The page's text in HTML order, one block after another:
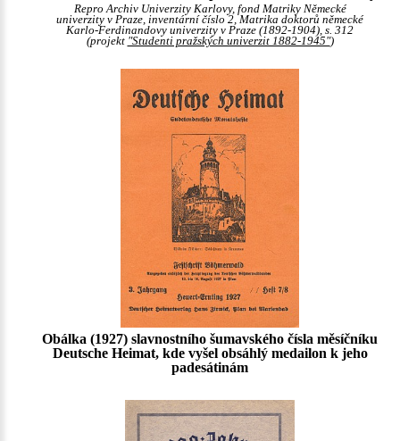
Repro Archiv Univerzity Karlovy, fond Matriky Německé
univerzity v Praze, inventární číslo 2, Matrika doktorů německé
Karlo-Ferdinandovy univerzity v Praze (1892-1904), s. 312
(projekt "Studenti pražských univerzit 1882-1945")
Obálka (1927) slavnostního šumavského čísla měsíčníku
Deutsche Heimat, kde vyšel obsáhlý medailon k jeho
padesátinám